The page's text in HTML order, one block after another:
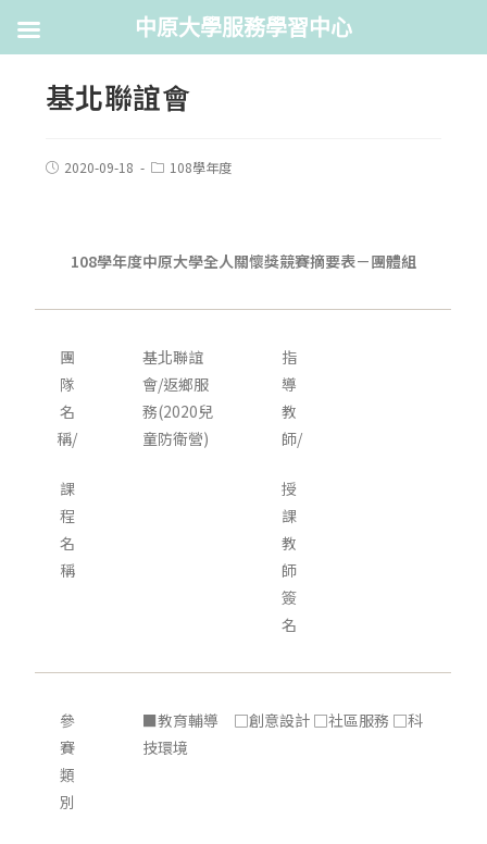
基北聯誼會
2020-09-18 108學年度
108學年度中原大學全人關懷獎競賽摘要表－團體組
團
隊
名
稱/
課
程
名
稱
基北聯誼
會/返鄉服
務(2020兒
童防衛營)
指
導
教
師/
授
課
教
師
簽
名
參
賽
類
別
■教育輔導 □創意設計 □社區服務 □科
技環境
中原大學服務學習中心